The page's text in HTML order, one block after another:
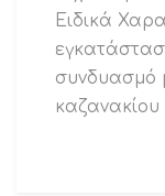
Ειδικά
συνδυασμό
καζανακίου